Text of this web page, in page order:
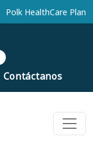
Polk HealthCare Plan
Contáctanos